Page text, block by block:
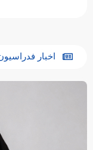
اخبار فدراسیون